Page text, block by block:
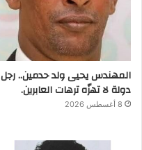
المهندس يحيى ولد حدمين.. رجل
دولة لا تهزّه ترهات العابرين.
8 أغسطس 2026